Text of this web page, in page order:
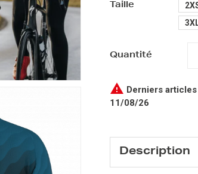
Taille
Quantité
 Derniers
11/08/26
Description